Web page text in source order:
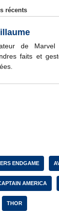
récents
de
faits et
ENDGAME
AMERICA
THOR